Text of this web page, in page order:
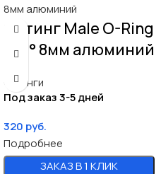
Фитинг Male O-Ring
180° 8мм алюминий
Фитинги
Под заказ 3-5 дней
320 руб.
Подробнее
ЗАКАЗ В 1 КЛИК